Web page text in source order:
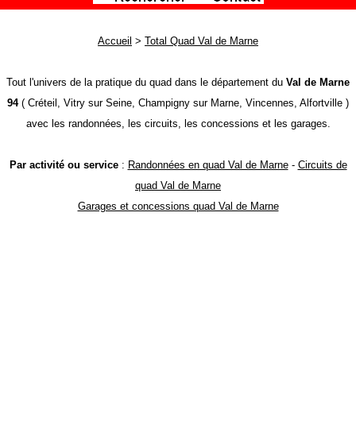
Accueil > Total Quad Val de Marne
Tout l'univers de la pratique du quad dans le département du Val de Marne
94( Créteil, Vitry sur Seine, Champigny sur Marne, Vincennes, Alfortville )
avec les randonnées, les circuits, les concessions et les garages.
Par activité ou service: Randonnées en quad Val de Marne- Circuits de
quad Val de Marne
Garages et concessions quad Val de Marne